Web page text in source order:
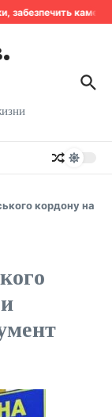
забезпечить
кордону на